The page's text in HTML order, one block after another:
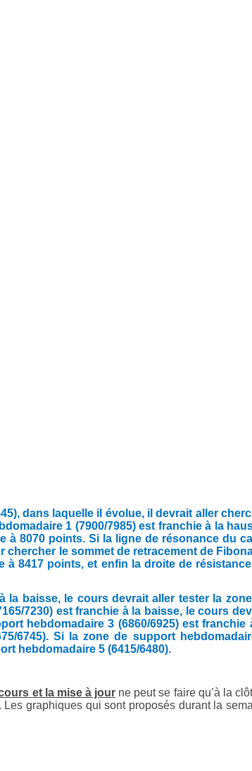
dans laquelle il évolue, il devrait aller
1 (7900/7985) est franchie à la
à 8070 points. Si la ligne de résonance du
chercher le sommet de retracement de
8417 points, et enfin la droite de
la baisse, le cours devrait aller tester la
7230) est franchie à la baisse, le cours
hebdomadaire 3 (6860/6925) est franchie
6745). Si la zone de support
hebdomadaire 5 (6415/6480).
et la mise à jour ne peut se faire qu’à la
graphiques qui sont proposés durant la